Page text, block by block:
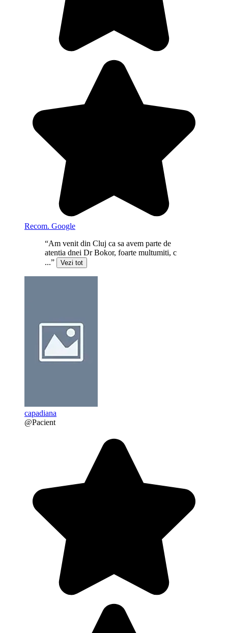
Recom. Google
“Am venit din Cluj ca sa avem parte de
atentia dnei Dr Bokor, foarte multumiti, c
...”
Vezi tot
capadiana
@Pacient